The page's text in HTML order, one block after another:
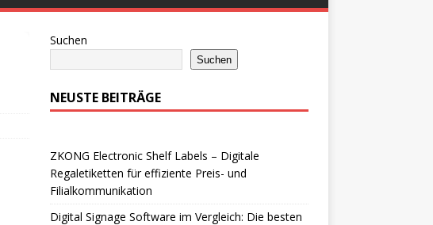
Suchen
Suchen
NEUSTE BEITRÄGE
ZKONG Electronic Shelf Labels – Digitale
Regaletiketten für effiziente Preis- und
Filialkommunikation
Digital Signage Software im Vergleich: Die besten